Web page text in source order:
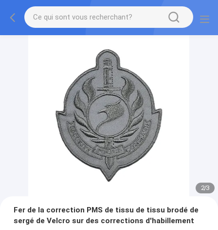
2/3
Fer de la correction PMS de tissu de tissu brodé de
sergé de Velcro sur des corrections d'habillement